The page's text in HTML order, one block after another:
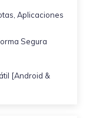
Aplicaciones
Segura
[Android &